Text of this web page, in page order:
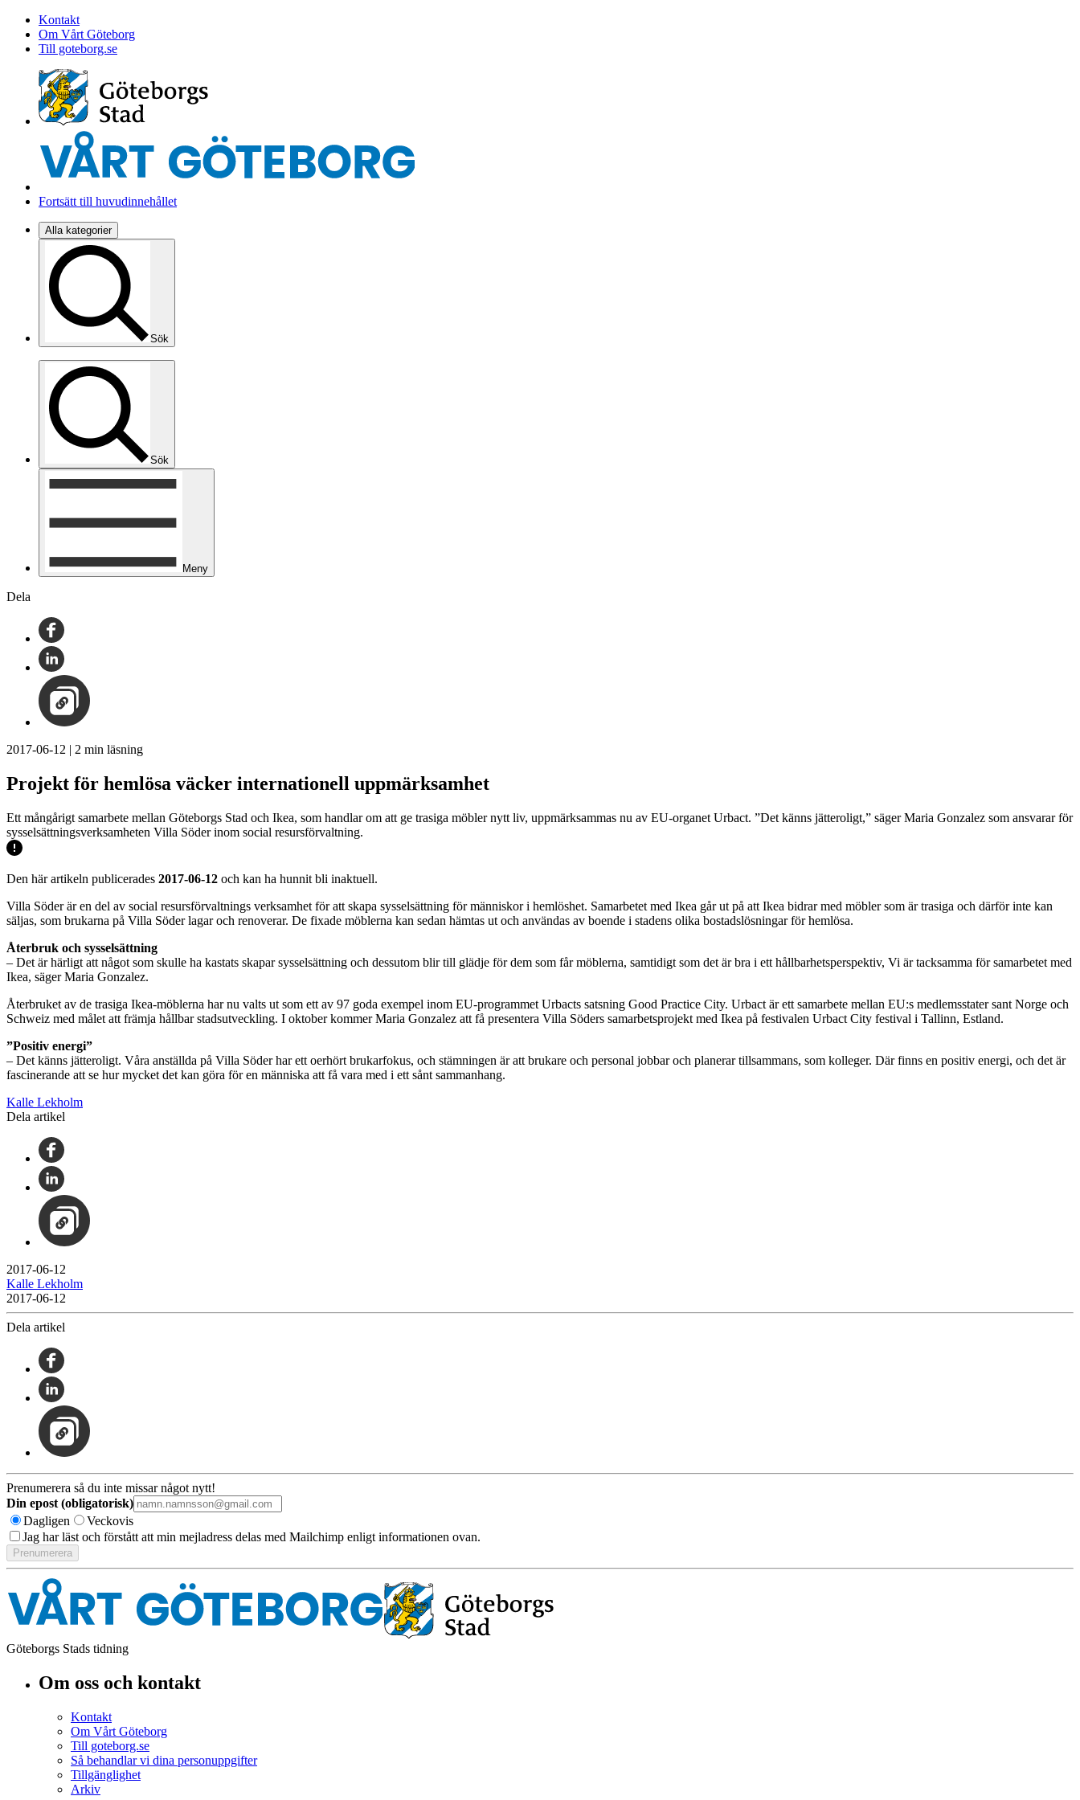
Kontakt
Om Vårt Göteborg
Till goteborg.se
Fortsätt till huvudinnehållet
Alla kategorier
Sök
Sök
Meny
Dela
2017-06-12 | 2 min läsning
Projekt för hemlösa väcker internationell uppmärksamhet
Ett mångårigt samarbete mellan Göteborgs Stad och Ikea, som handlar om att ge trasiga möbler nytt liv, uppmärksammas nu av EU-organet Urbact. ”Det känns jätteroligt,” säger Maria Gonzalez som ansvarar för
sysselsättningsverksamheten Villa Söder inom social resursförvaltning.
Den här artikeln publicerades 2017-06-12 och kan ha hunnit bli inaktuell.
Villa Söder är en del av social resursförvaltnings verksamhet för att skapa sysselsättning för människor i hemlöshet. Samarbetet med Ikea går ut på att Ikea bidrar med möbler som är trasiga och därför inte kan
säljas, som brukarna på Villa Söder lagar och renoverar. De fixade möblerna kan sedan hämtas ut och användas av boende i stadens olika bostadslösningar för hemlösa.
Återbruk och sysselsättning
– Det är härligt att något som skulle ha kastats skapar sysselsättning och dessutom blir till glädje för dem som får möblerna, samtidigt som det är bra i ett hållbarhetsperspektiv, Vi är tacksamma för samarbetet med
Ikea, säger Maria Gonzalez.
Återbruket av de trasiga Ikea-möblerna har nu valts ut som ett av 97 goda exempel inom EU-programmet Urbacts satsning Good Practice City. Urbact är ett samarbete mellan EU:s medlemsstater sant Norge och
Schweiz med målet att främja hållbar stadsutveckling. I oktober kommer Maria Gonzalez att få presentera Villa Söders samarbetsprojekt med Ikea på festivalen Urbact City festival i Tallinn, Estland.
”Positiv energi”
– Det känns jätteroligt. Våra anställda på Villa Söder har ett oerhört brukarfokus, och stämningen är att brukare och personal jobbar och planerar tillsammans, som kolleger. Där finns en positiv energi, och det är
fascinerande att se hur mycket det kan göra för en människa att få vara med i ett sånt sammanhang.
Kalle Lekholm
Dela artikel
2017-06-12
Kalle Lekholm
2017-06-12
Dela artikel
Prenumerera så du inte missar något nytt!
Din epost (obligatorisk)
Dagligen
Veckovis
Jag har läst och förstått att min mejladress delas med Mailchimp enligt informationen ovan.
Göteborgs Stads tidning
Om oss och kontakt
Kontakt
Om Vårt Göteborg
Till goteborg.se
Så behandlar vi dina personuppgifter
Tillgänglighet
Arkiv